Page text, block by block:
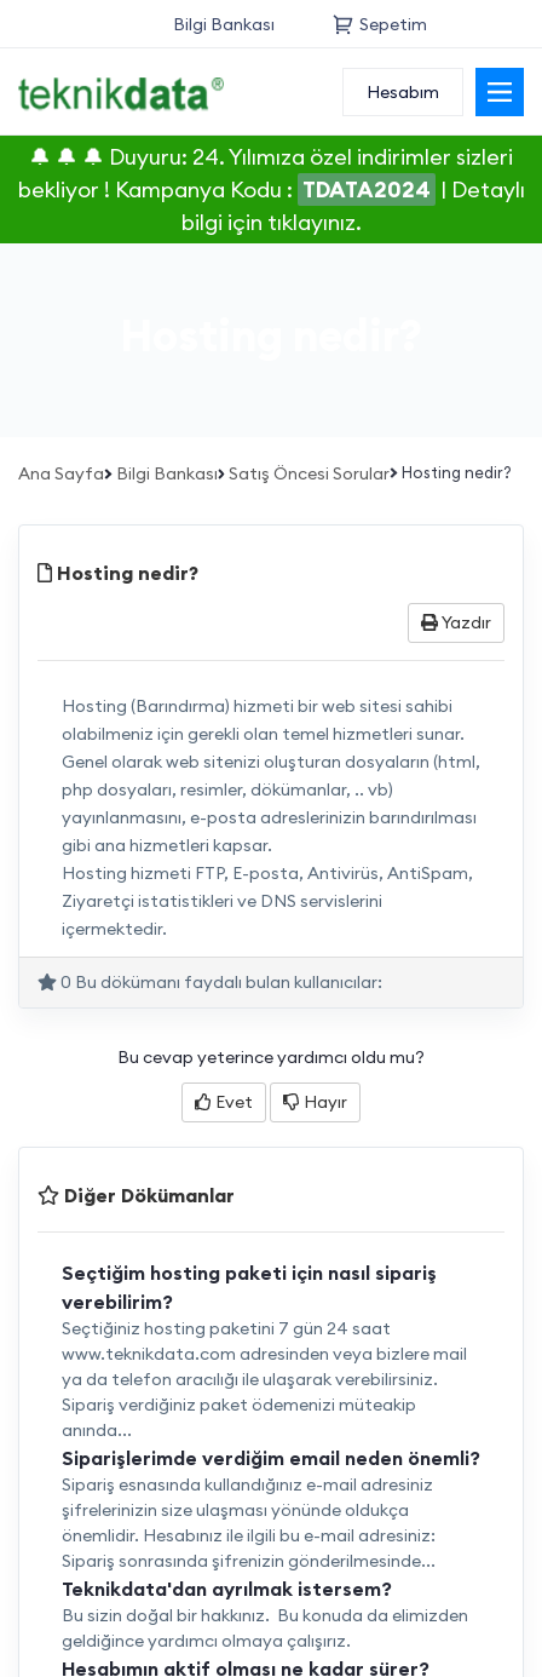
Bilgi Bankası Sepetim
Alan Adı
Web Hosting
Reseller
Hesabım
🔔 🔔 🔔 Duyuru: 24. Yılımıza özel indirimler sizleri
bekliyor ! Kampanya Kodu : TDATA2024 | Detaylı
bilgi için tıklayınız.
Ana Sayfa Bilgi Bankası Satış Öncesi Sorular Hosting nedir?
Hosting nedir?
Yazdır
Hosting (Barındırma) hizmeti bir web sitesi sahibi
olabilmeniz için gerekli olan temel hizmetleri sunar.
Genel olarak web sitenizi oluşturan dosyaların (html,
php dosyaları, resimler, dökümanlar, .. vb)
yayınlanmasını, e-posta adreslerinizin barındırılması
gibi ana hizmetleri kapsar.
Hosting hizmeti FTP, E-posta, Antivirüs, AntiSpam,
Ziyaretçi istatistikleri ve DNS servislerini
içermektedir.
0 Bu dökümanı faydalı bulan kullanıcılar:
Bu cevap yeterince yardımcı oldu mu?
Evet Hayır
Diğer Dökümanlar
Seçtiğim hosting paketi için nasıl sipariş
verebilirim?
Seçtiğiniz hosting paketini 7 gün 24 saat
www.teknikdata.com adresinden veya bizlere mail
ya da telefon aracılığı ile ulaşarak verebilirsiniz.
Sipariş verdiğiniz paket ödemenizi müteakip
anında...
Siparişlerimde verdiğim email neden önemli?
Sipariş esnasında kullandığınız e-mail adresiniz
şifrelerinizin size ulaşması yönünde oldukça
önemlidir. Hesabınız ile ilgili bu e-mail adresiniz:
Sipariş sonrasında şifrenizin gönderilmesinde...
Teknikdata'dan ayrılmak istersem?
Bu sizin doğal bir hakkınız. Bu konuda da elimizden
geldiğince yardımcı olmaya çalışırız.
Hesabımın aktif olması ne kadar sürer?